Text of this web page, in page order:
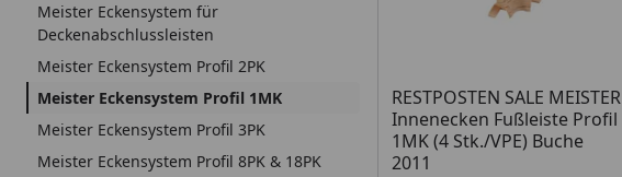
Meister Eckensystem für
Deckenabschlussleisten
Meister Eckensystem Profil 2PK
Meister Eckensystem Profil 1MK
Meister Eckensystem Profil 3PK
Meister Eckensystem Profil 8PK & 18PK
RESTPOSTEN SALE MEISTER
Innenecken Fußleiste Profil
1MK (4 Stk./VPE) Buche
2011
Produkt am Lager